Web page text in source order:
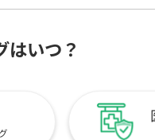
はいつ？